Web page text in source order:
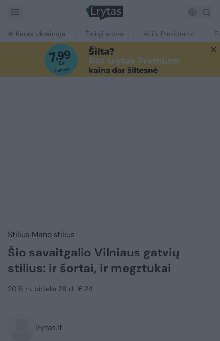
Karas Ukrainoje Žalioji erdvė Ačiū, Prezidente
Stilius Mano stilius
Šio savaitgalio Vilniaus gatvių
stilius: ir šortai, ir megztukai
2015 m. birželio 28 d. 16:24
lrytas.lt